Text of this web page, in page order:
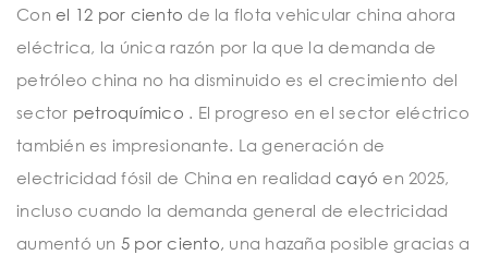
Con el 12 por ciento de la flota vehicular china ahora
eléctrica, la única razón por la que la demanda de
petróleo china no ha disminuido es el crecimiento del
sector petroquímico . El progreso en el sector eléctrico
también es impresionante. La generación de
electricidad fósil de China en realidad cayó en 2025,
incluso cuando la demanda general de electricidad
aumentó un 5 por ciento, una hazaña posible gracias a